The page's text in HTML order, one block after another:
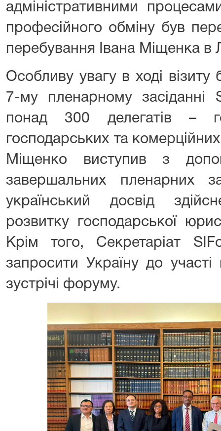
адміністративними
професійного обміну був
перебування Івана Міщенка в
Особливу увагу в ході візиту
7-му пленарному засіданні
понад 300 делегатів –
господарських та комерційних
Міщенко виступив з
завершальних пленарних
український досвід
розвитку господарської
Крім того, Секретаріат
запросити Україну до участі
зустрічі форуму.